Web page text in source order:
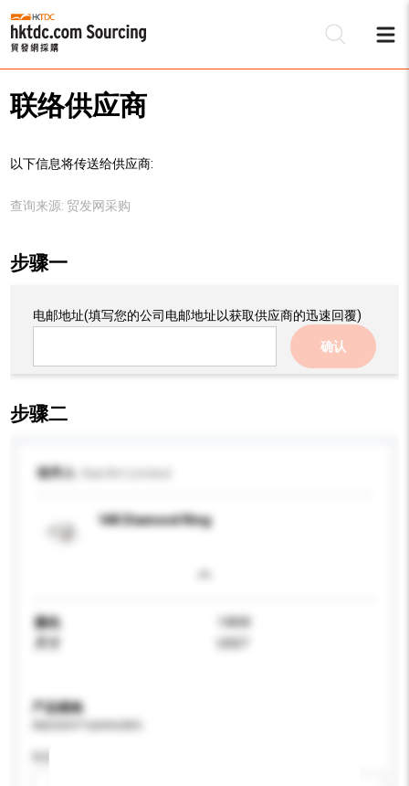
联络供应商
以下信息将传送给供应商:
查询来源: 贸发网采购
步骤一
电邮地址(填写您的公司电邮地址以获取供应商的迅速回覆)
确认
步骤二
收件人
14K Diamond Ring
颜色
14KW
US07
产品规格